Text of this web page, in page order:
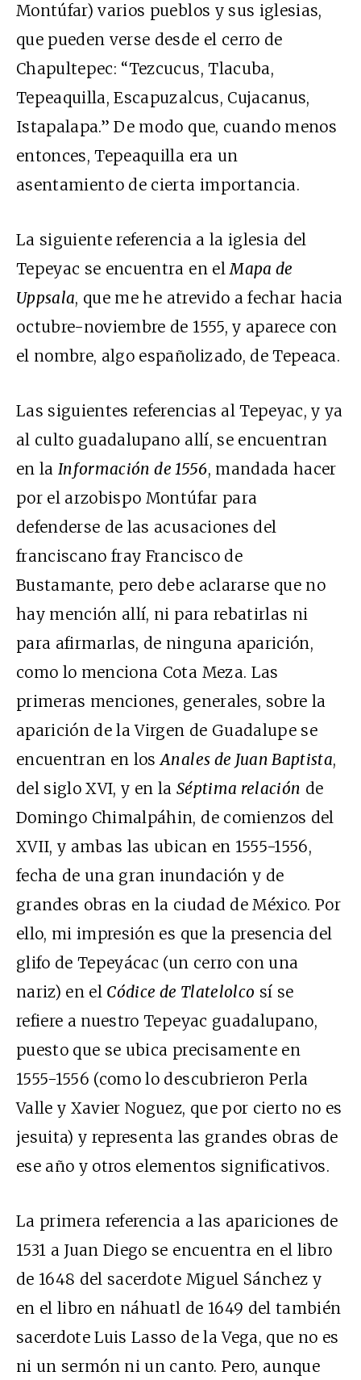
Montúfar) varios pueblos y sus iglesias,
que pueden verse desde el cerro de
Chapultepec: “Tezcucus, Tlacuba,
Tepeaquilla, Escapuzalcus, Cujacanus,
Istapalapa.” De modo que, cuando menos
entonces, Tepeaquilla era un
asentamiento de cierta importancia.
La siguiente referencia a la iglesia del
Tepeyac se encuentra en elMapa de
Uppsala, que me he atrevido a fechar hacia
octubre-noviembre de 1555, y aparece con
el nombre, algo españolizado, de Tepeaca.
Las siguientes referencias al Tepeyac, y ya
al culto guadalupano allí, se encuentran
en laInformación de 1556, mandada hacer
por el arzobispo Montúfar para
defenderse de las acusaciones del
franciscano fray Francisco de
Bustamante, pero debe aclararse que no
hay mención allí, ni para rebatirlas ni
para afirmarlas, de ninguna aparición,
como lo menciona Cota Meza. Las
primeras menciones, generales, sobre la
aparición de la Virgen de Guadalupe se
encuentran en losAnales de Juan Baptista,
del siglo XVI, y en la Séptima relación de
Domingo Chimalpáhin, de comienzos del
XVII, y ambas las ubican en 1555-1556,
fecha de una gran inundación y de
grandes obras en la ciudad de México. Por
ello, mi impresión es que la presencia del
glifo de Tepeyácac (un cerro con una
nariz) en el Códice de Tlatelolco sí se
refiere a nuestro Tepeyac guadalupano,
puesto que se ubica precisamente en
1555-1556 (como lo descubrieron Perla
Valle y Xavier Noguez, que por cierto no es
jesuita) y representa las grandes obras de
ese año y otros elementos significativos.
La primera referencia a las apariciones de
1531 a Juan Diego se encuentra en el libro
de 1648 del sacerdote Miguel Sánchez y
en el libro en náhuatl de 1649 del también
sacerdote Luis Lasso de la Vega, que no es
ni un sermón ni un canto. Pero, aunque